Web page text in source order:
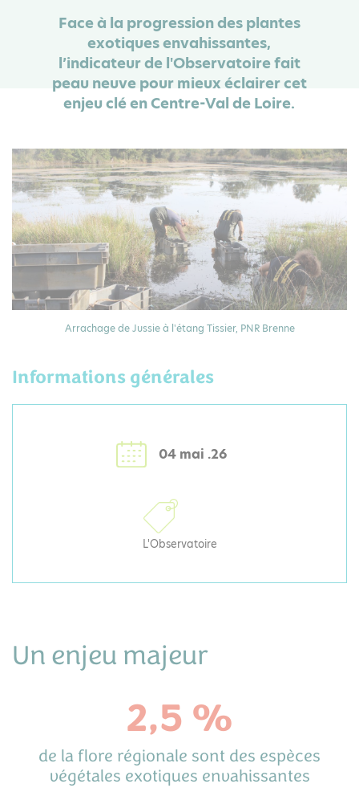
Face à la progression des plantes
exotiques envahissantes,
l’indicateur de l'Observatoire fait
peau neuve pour mieux éclairer cet
enjeu clé en Centre-Val de Loire.
Arrachage de Jussie à l'étang Tissier, PNR Brenne
Informations générales
04 mai .26
L'Observatoire
Un enjeu majeur
2,5 %
de la flore régionale sont des espèces
végétales exotiques envahissantes